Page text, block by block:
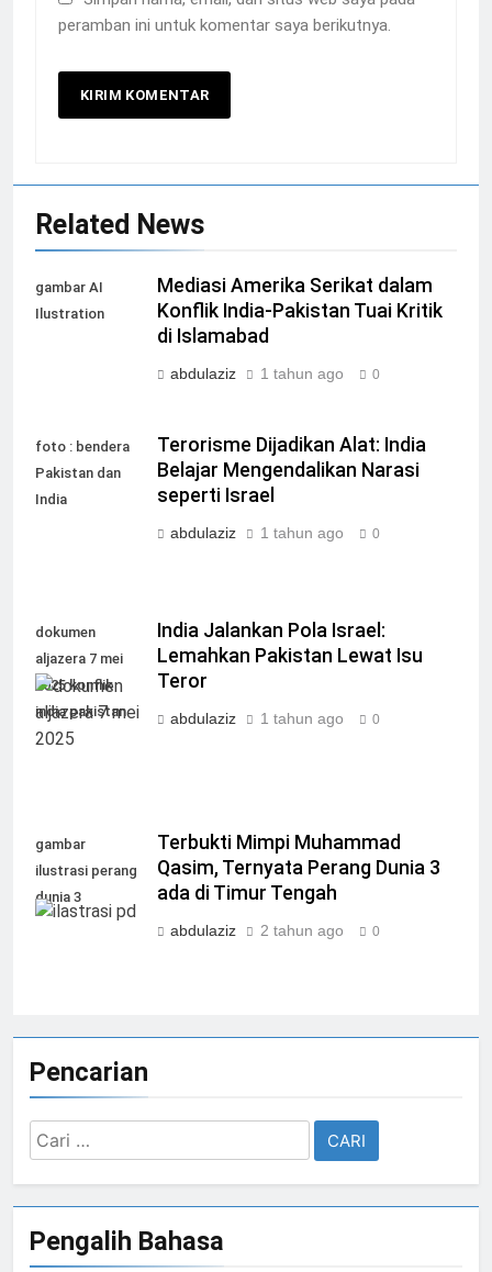
peramban ini untuk komentar saya berikutnya.
Related News
gambar AI
Ilustration
Mediasi Amerika Serikat dalam
Konflik India-Pakistan Tuai Kritik
di Islamabad
abdulaziz 1 tahun ago 0
foto : bendera
Pakistan dan
India
Terorisme Dijadikan Alat: India
Belajar Mengendalikan Narasi
seperti Israel
abdulaziz 1 tahun ago 0
dokumen
aljazera 7 mei
2025 konflik
india pakistan
India Jalankan Pola Israel:
Lemahkan Pakistan Lewat Isu
Teror
abdulaziz 1 tahun ago 0
gambar
ilustrasi perang
dunia 3
Terbukti Mimpi Muhammad
Qasim, Ternyata Perang Dunia 3
ada di Timur Tengah
abdulaziz 2 tahun ago 0
Pencarian
Cari
untuk:
Pengalih Bahasa